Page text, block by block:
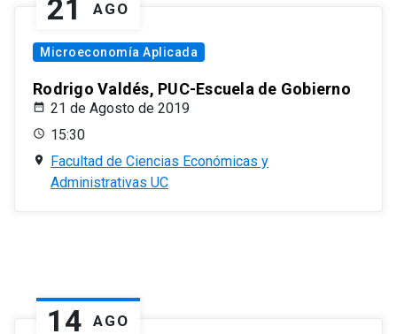
21 AGO
Microeconomía Aplicada
Rodrigo Valdés, PUC-Escuela de Gobierno
21 de Agosto de 2019
15:30
Facultad de Ciencias Económicas y
Administrativas UC
14 AGO